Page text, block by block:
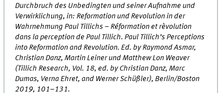
Durchbruch des Unbedingten und seiner Aufnahme und
Verwirklichung, in: Reformation und Revolution in der
Wahrnehmung Paul Tillichs – Réformation et rèvolution
dans la perception de Paul Tillich. Paul Tillich’s Perceptions
into Reformation and Revolution. Ed. by Raymond Asmar,
Christian Danz, Martin Leiner und Matthew Lon Weaver
(Tillich Research, Vol. 18, ed. by Christian Danz, Marc
Dumas, Verna Ehret, and Werner Schüßler), Berlin/Boston
2019, 101–131.